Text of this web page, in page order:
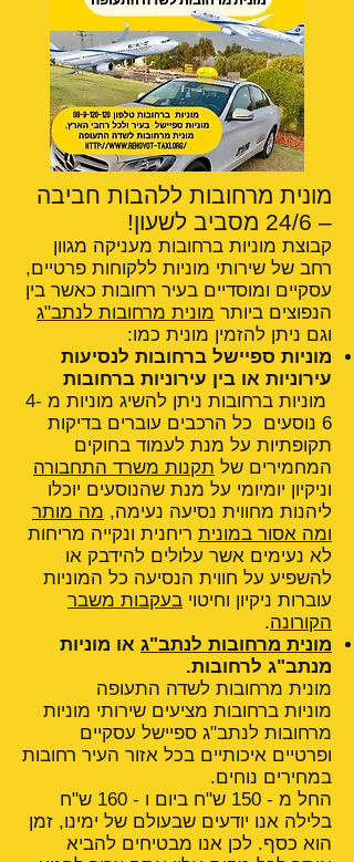
מונית מרחובות ללהבות חביבה
– 24/6 מסביב לשעון!
קבוצת מוניות ברחובות מעניקה מגוון
רחב של שירותי מוניות ללקוחות פרטיים,
עסקיים ומוסדיים בעיר רחובות כאשר בין
הנפוצים ביותר מונית מרחובות לנתב"ג
וגם ניתן להזמין מונית כמו:
מוניות ספיישל ברחובות לנסיעות
עירוניות או בין עירוניות ברחובות
מוניות ברחובות ניתן להשיג מוניות מ 4-
6 נוסעים כל הרכבים עוברים בדיקות
תקופתיות על מנת לעמוד בחוקים
המחמירים של תקנות משרד התחבורה
וניקיון יומיומי על מנת שהנוסעים יוכלו
ליהנות מחווית נסיעה נעימה, מה מותר
ומה אסור במונית ריחנית ונקייה מריחות
לא נעימים אשר עלולים להידבק או
להשפיע על חווית הנסיעה כל המוניות
עוברות ניקיון וחיטוי בעקבות משבר
הקורונה.
מונית מרחובות לנתב"ג או מוניות
מנתב"ג לרחובות.
מונית מרחובות לשדה התעופה
מוניות ברחובות מציעים שירותי מוניות
מרחובות לנתב"ג ספיישל עסקיים
ופרטיים איכותיים בכל אזור העיר רחובות
במחירים נוחים.
החל מ - 150 ש"ח ביום ו - 160 ש"ח
בלילה אנו יודעים שבעולם של ימינו, זמן
הוא כסף. לכן אנו מבטיחים להביא